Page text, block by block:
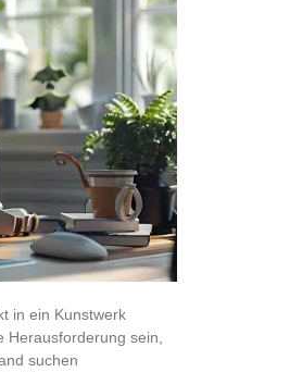
in ein Kunstwerk
sein,
suchen